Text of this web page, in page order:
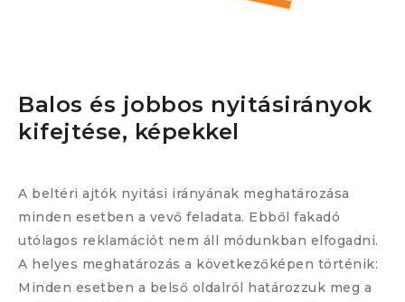
Balos és jobbos nyitásirányok
kifejtése, képekkel
A beltéri ajtók nyitási irányának meghatározása
minden esetben a vevő feladata. Ebből fakadó
utólagos reklamációt nem áll módunkban elfogadni.
A helyes meghatározás a következőképen történik:
Minden esetben a belső oldalról határozzuk meg a